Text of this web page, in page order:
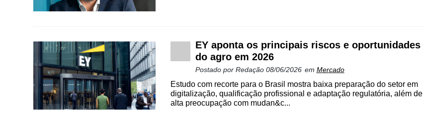
EY aponta os principais riscos e oportunidades
do agro em 2026
Postado por Redação 08/06/2026 em Mercado
Estudo com recorte para o Brasil mostra baixa preparação do setor em
digitalização, qualificação profissional e adaptação regulatória, além de
alta preocupação com mudan&c...